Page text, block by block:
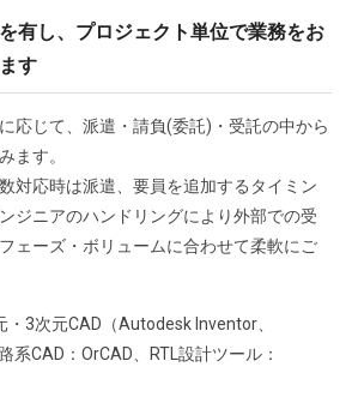
有し、プロジェクト単位で業務をお
す
応じて、派遣・請負(委託)・受託の中から
ます。
対応時は派遣、要員を追加するタイミン
ジニアのハンドリングにより外部での受
ェーズ・ボリュームに合わせて柔軟にご
3次元CAD（Autodesk Inventor、
系CAD：OrCAD、RTL設計ツール：